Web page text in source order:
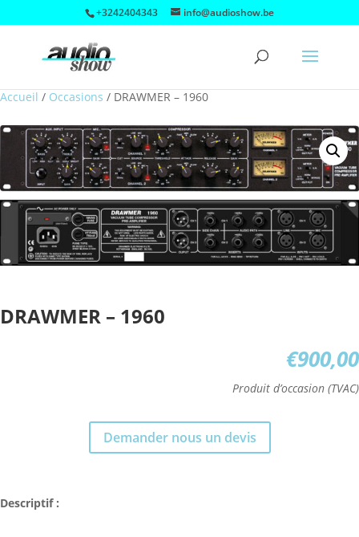
+3242404343 info@audioshow.be
Accueil / Occasions / DRAWMER – 1960
DRAWMER – 1960
€900,00
Produit d’occasion (TVAC)
Demander nous un devis
Descriptif :